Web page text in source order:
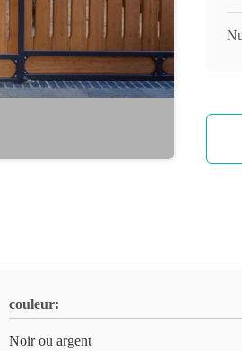
couleur:
Noir ou argent